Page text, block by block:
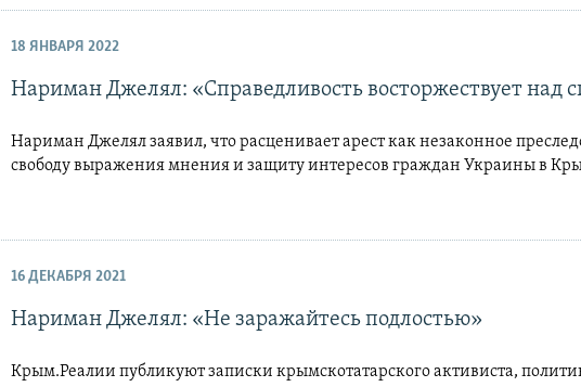
18 ЯНВАРЯ 2022
Нариман Джелял: «Справедливость восторжествует над
Нариман Джелял заявил, что расценивает арест как незаконное
свободу выражения мнения и защиту интересов граждан Украины в
16 ДЕКАБРЯ 2021
Нариман Джелял: «Не заражайтесь подлостью»
Крым.Реалии публикуют записки крымскотатарского активиста,